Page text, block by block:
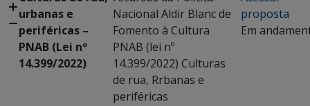
urbanas e
periféricas –
PNAB (Lei nº
14.399/2022)
Nacional Aldir Blanc de
Fomento à Cultura
PNAB (lei nº
14.399/2022) Culturas
de rua, Rrbanas e
periféricas
proposta
Em